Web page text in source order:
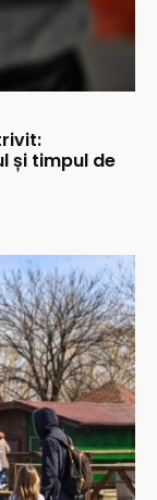
și timpul de